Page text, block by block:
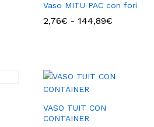
Vaso MITU PAC con fori
2,76€ - 144,89€Fascia
144,89€
2,76€ 144,89€
VASO TUIT CON
CONTAINER